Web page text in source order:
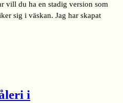
vill du ha en stadig version som
sig i väskan. Jag har skapat
i